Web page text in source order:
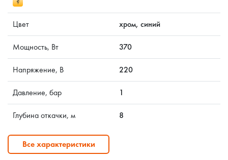
Цвет хром, синий
Мощность, Вт 370
Напряжение, В 220
Давление, бар 1
Глубина откачки, м 8
Все характеристики